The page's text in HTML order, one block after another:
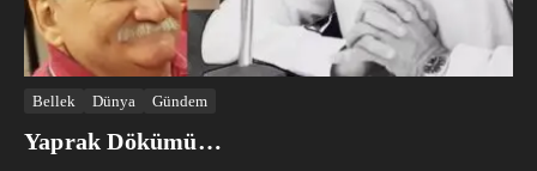
Bellek Dünya Gündem
Yaprak Dökümü…